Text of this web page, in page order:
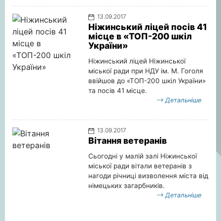
13.09.2017
Ніжинський ліцей посів 41
місце в «ТОП-200 шкіл
України»
Ніжинський ліцей Ніжинської
міської ради при НДУ ім. М. Гоголя
ввійшов до «ТОП-200 шкіл України»
та посів 41 місце.
Детальніше
13.09.2017
Вітання ветеранів
Сьогодні у малій залі Ніжинської
міської ради вітали ветеранів з
нагоди річниці визволення міста від
німецьких загарбників.
Детальніше